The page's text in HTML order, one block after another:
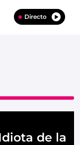
Directo
de la